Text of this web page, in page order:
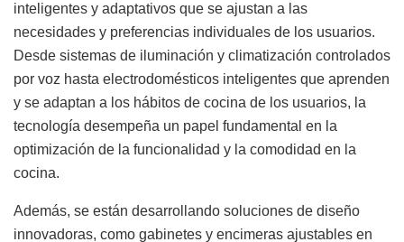
inteligentes y adaptativos que se ajustan a las
necesidades y preferencias individuales de los usuarios.
Desde sistemas de iluminación y climatización controlados
por voz hasta electrodomésticos inteligentes que aprenden
y se adaptan a los hábitos de cocina de los usuarios, la
tecnología desempeña un papel fundamental en la
optimización de la funcionalidad y la comodidad en la
cocina.
Además, se están desarrollando soluciones de diseño
innovadoras, como gabinetes y encimeras ajustables en